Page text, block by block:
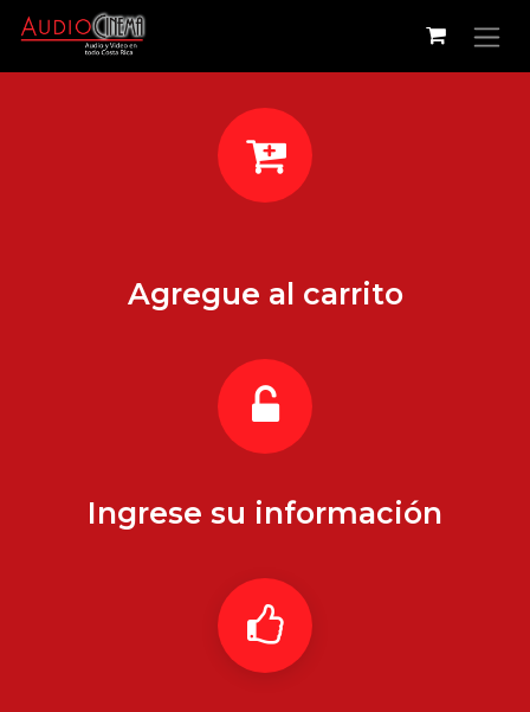
Ir al contenido
Agregue al carrito
Ingrese su información